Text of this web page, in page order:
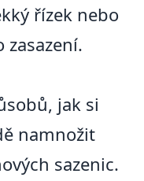
řízek nebo
jak si
namnožit
sazenic.